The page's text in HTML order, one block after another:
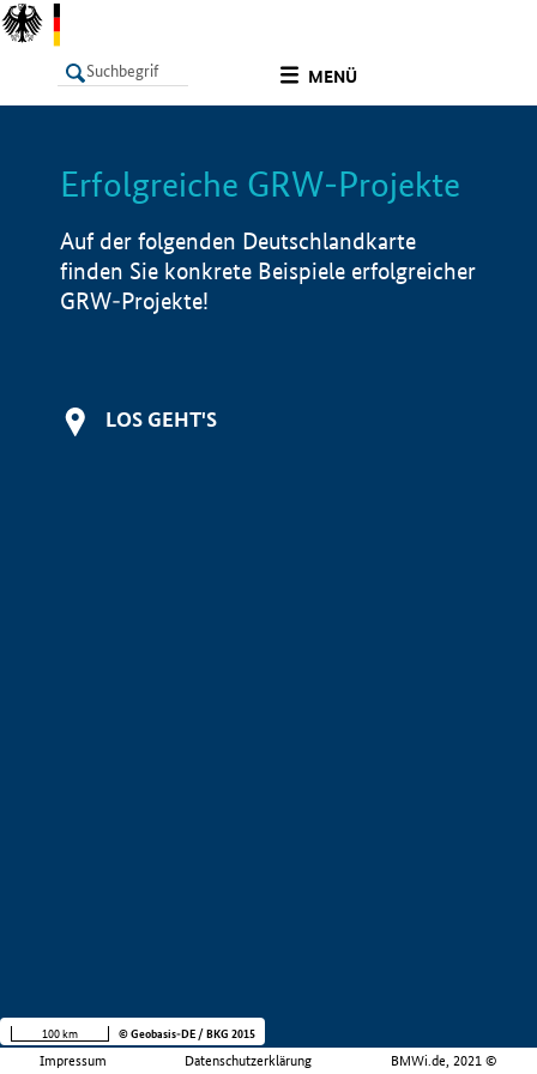
MENÜ
LISTE Info
Erfolgreiche GRW-Projekte
Auf der folgenden Deutschlandkarte
finden Sie konkrete Beispiele erfolgreicher
GRW-Projekte!
LOS GEHT'S
Impressum Datenschutzerklärung BMWi.de, 2021 ©
100 km © Geobasis-DE / BKG 2015